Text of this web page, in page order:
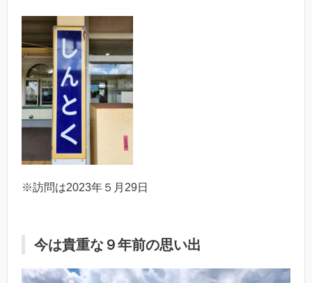
※訪問は2023年５月29日
今は貴重な９年前の思い出